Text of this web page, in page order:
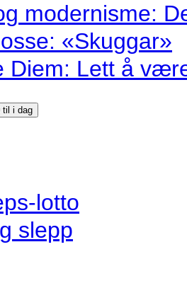
modernisme:
«Skuggar»
Diem: Lett å
til i dag
lotto
slepp